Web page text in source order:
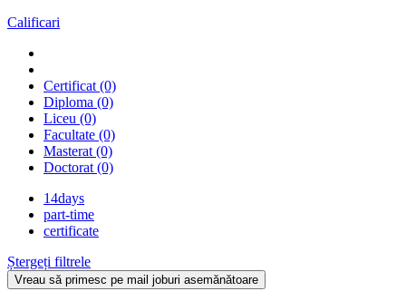
Calificari
Certificat (0)
Diploma (0)
Liceu (0)
Facultate (0)
Masterat (0)
Doctorat (0)
14days
part-time
certificate
Ștergeți filtrele
Vreau să primesc pe mail joburi asemănătoare